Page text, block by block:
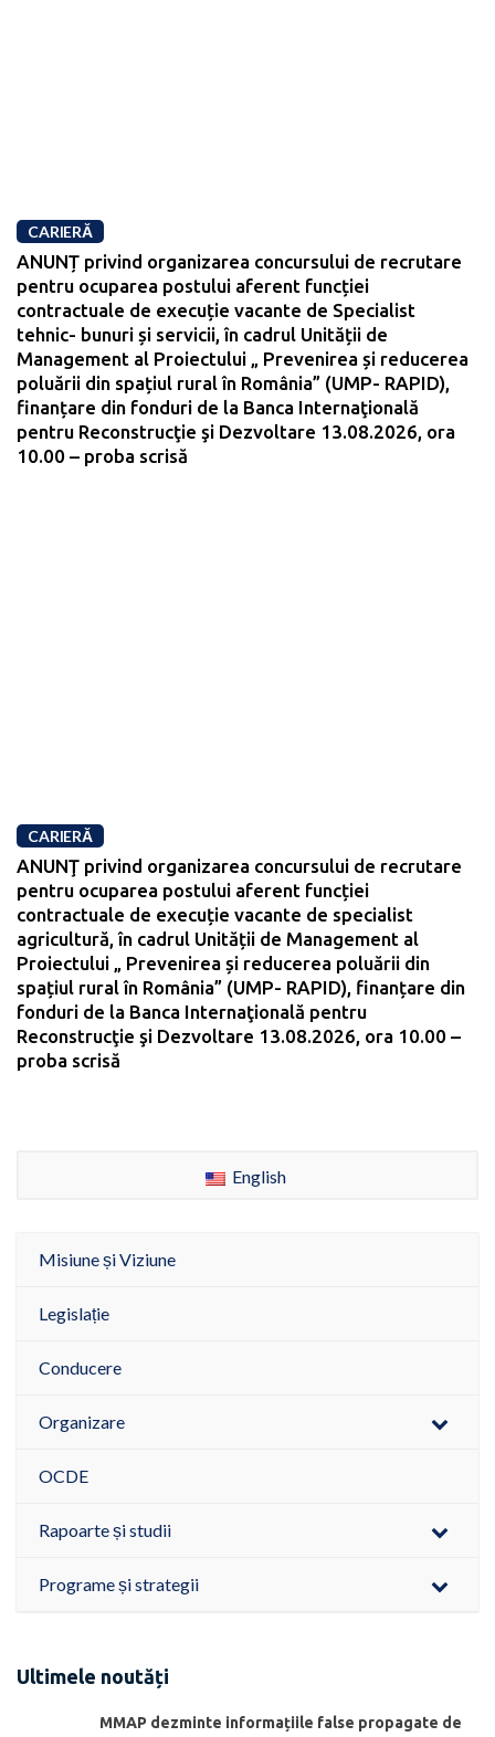
CARIERĂ
ANUNȚ privind organizarea concursului de recrutare
pentru ocuparea postului aferent funcției
contractuale de execuție vacante de Specialist
tehnic- bunuri și servicii, în cadrul Unității de
Management al Proiectului „ Prevenirea și reducerea
poluării din spațiul rural în România” (UMP- RAPID),
finanțare din fonduri de la Banca Internaţională
pentru Reconstrucţie şi Dezvoltare 13.08.2026, ora
10.00 – proba scrisă
CARIERĂ
ANUNŢ privind organizarea concursului de recrutare
pentru ocuparea postului aferent funcției
contractuale de execuție vacante de specialist
agricultură, în cadrul Unității de Management al
Proiectului „ Prevenirea și reducerea poluării din
spațiul rural în România” (UMP- RAPID), finanțare din
fonduri de la Banca Internaţională pentru
Reconstrucţie şi Dezvoltare 13.08.2026, ora 10.00 –
proba scrisă
English
Misiune și Viziune
Legislație
Conducere
Organizare
OCDE
Rapoarte și studii
Programe și strategii
Ultimele noutăți
MMAP dezminte informațiile false propagate de